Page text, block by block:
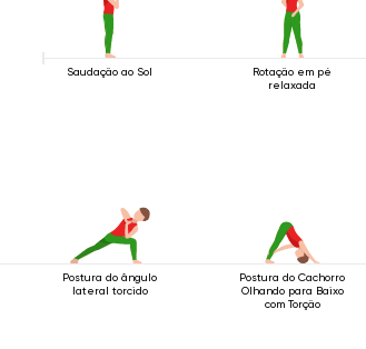
Saudação ao Sol
Rotação em pé
relaxada
Postura do ângulo
lateral torcido
Postura do Cachorro
Olhando para Baixo
com Torção